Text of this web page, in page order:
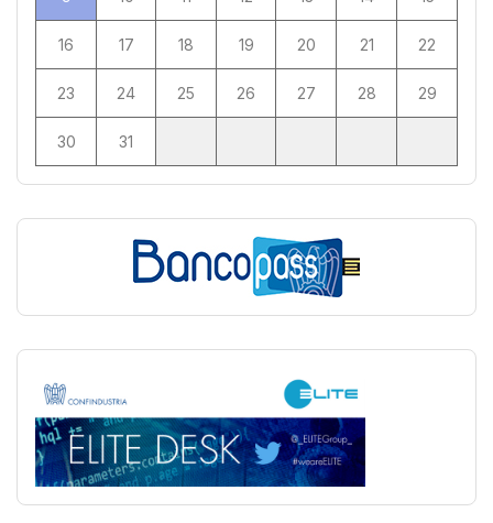
16 17 18 19 20 21 22
23 24 25 26 27 28 29
30 31